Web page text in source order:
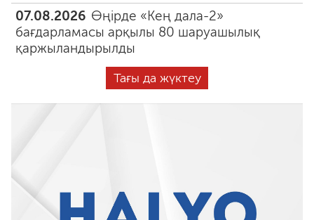
07.08.2026 Өңірде «Кең дала-2»
бағдарламасы арқылы 80 шаруашылық
қаржыландырылды
Тағы да жүктеу